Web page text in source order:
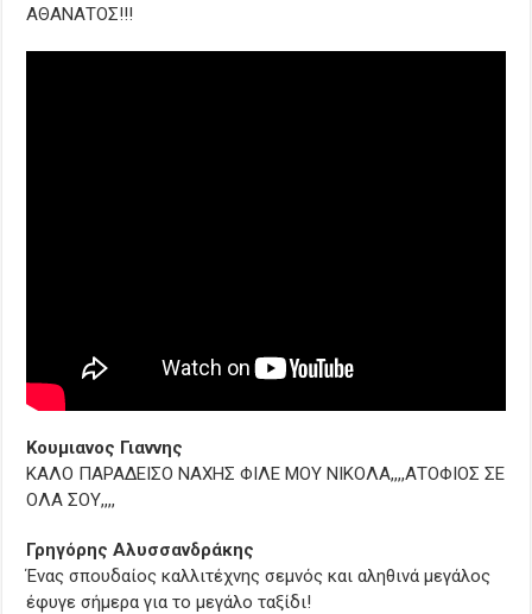
ΑΘΑΝΑΤΟΣ!!!
Κουμιανος Γιαννης
ΚΑΛΟ ΠΑΡΑΔΕΙΣΟ ΝΑΧΗΣ ΦΙΛΕ ΜΟΥ ΝΙΚΟΛΑ,,,,ΑΤΟΦΙΟΣ ΣΕ
ΟΛΑ ΣΟΥ,,,,
Γρηγόρης Αλυσσανδράκης
Ένας σπουδαίος καλλιτέχνης σεμνός και αληθινά μεγάλος
έφυγε σήμερα για το μεγάλο ταξίδι!